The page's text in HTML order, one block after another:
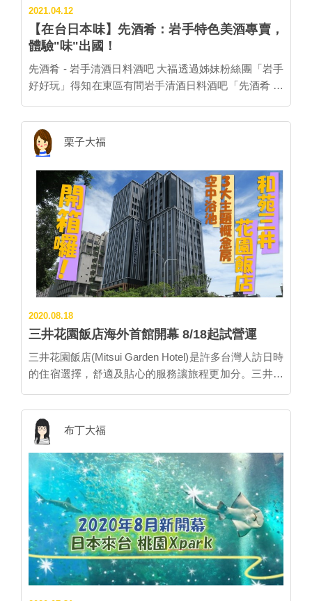
https://www.accupass.com/go/visitkyototw-seminar
圖：柳井市商工觀光課/提供 ▲柳井金魚燈籠祭的高潮
是金魚燈籠山車的登場，令人熱血沸騰。 圖：柳井市商
工觀光課/提供 ▍山口縣柳井市是金魚燈籠之城 ▍ 時至
今日，日本人一提到柳井市，就會跟金魚燈籠畫上等
號，事實上無論是白壁老街或其他街頭巷尾也都能看到
始教大人小孩DIY金魚燈籠，漸漸地擴及到縣外。1992
年隨著金魚燈籠祭典的舉辦，湧入大批觀光人潮。金魚
祭典時節只要來到柳井市，便會看到大大小小的金魚燈
籠迎面而來，極為壯觀。 ▍金魚燈籠隧道，全台新光三
越巡迴展出中 ▍ 受困疫情，台灣人現在無法前往山口旅
遊，山口縣台灣代理向日遊特別將CNN評選日本最美的
元乃隅神社123座鳥居製成背板，及模型大鳥居，加上
空運來台的金魚燈籠，親手製成最有和風味的「金魚燈
籠迷你隧道」，在全台灣新光三越的日本商品展中巡迴
登場，大受好評。 ★想親自體驗「山口縣柳井金魚燈籠
隧道」嗎？ 馬上Check全台新光三越百貨日本商品展登
場日期： 11/05(週五)～11/16(週二)：桃園店 11/18(週
台北站前店 12/24(週五)～2022/1/04(週二)：高雄左營店
▲走進鳥居，近距離體驗山口縣柳井市的金魚燈籠，疫
情後再去實地走訪。 圖：向日遊/提供
2021.04.12
【在台日本味】先酒肴：岩手特色美酒專賣，
體驗"味"出國！
先酒肴 - 岩手清酒日料酒吧 大福透過姊妹粉絲團「岩手
好好玩」得知在東區有間岩手清酒日料酒吧「先酒肴 清
專門代理岩手縣清酒，像是「あさ開」與「櫻顏」等都
是日本國酒等級。あさ開酒造的清酒「水神」更被譽為
日料、西餐都適合的絕妙百搭餐酒。 先酒肴老闆
Michael原本是從事貿易進口工作，經過朋友介紹認識
「あさ開（朝開）*」酒造的人，從此開啟清酒道路，喝
出了熱情後甚至考取了日本酒唎酒師的資格。之後想引
進岩手清酒給台灣的大家，索性在2014年開了清酒酒吧
先酒肴。 * あさ開酒造曾入選「新酒鑑評會」27次，獲
得22次金賞，可說是日本最多金賞紀錄的酒造。 先酒肴
的開店之路也受到許多岩手縣朋友的支持，其中包含岩
手縣知事達增拓也。聽Michael老闆說知事每次訪台都會
的岩手美食＆景點↓↓↓↓ 也想去先酒肴體驗味出國嗎？先
跟著大福一起來一探究竟吧！ 先酒肴從台北捷運忠孝敦
化站8號出口出來走2分鐘就到了，位置在敦化南路上建
築物的2樓，樓梯間就開始感受到濃濃日本味。 推開木
種岩手縣物品，很多都是來自岩手縣達增拓也知事的贈
禮喔！ 右手邊是一張大桌，適合多人聚會時使用，裡面
一點的角落也有布簾小包廂座。 不懂選酒也不怕！店裡
常駐專業唎酒師 注意到這個壯觀大酒櫃了吧！聽
Michael老闆說這個冰箱裡隨時擺有50~60種酒，貿易上
總品目更達到200種以上。酒品不只內用，也能整支買
走。更特別的是還提供外送服務，提前半天打電話詢問
適合的搭餐酒，直接叫酒送到家裡（或送到其他餐廳都
可以喔）！ 不懂選酒也沒關係，先酒肴另一特色就是店
裡常駐專業唎酒師，會耐心為客人介紹合適的清酒和關
於各瓶酒的小故事。 大福最後選了這款あさ開酒造的
栗子大福
2020.08.18
三井花園飯店海外首館開幕 8/18起試營運
三井花園飯店(Mitsui Garden Hotel)是許多台灣人訪日時
的住宿選擇，舒適及貼心的服務讓旅程更加分。三井花
主，而海外首間分店則選擇落腳於台北市忠孝新生捷運
站旁，共有297間客房，其中有三間主題概念房，另外
還有台灣商務旅館少見的大浴場。 ▪️ Taiwan Character x
Japan Quality 本飯店以結合台灣魅力與日本品質魅力為
概念，飯店中隨處可見充滿台灣自然風味的細節以及日
系貼心纖細的服務。踏入飯店大門，首先映入眼簾的就
是齊柏林代表作「看見台灣」的精選版「美麗台灣」影
片，左側櫃台後方則懸掛了台灣藝術家的大作，上方天
花板則以日本傳統建築樣式，呈現日台特色交融的迷人
獨特空間。此外，每層樓的梯廳也都布置著台灣本土藝
術家的作品。 ▪️客房 飯店內共有297間客房，一般標準
布丁大福